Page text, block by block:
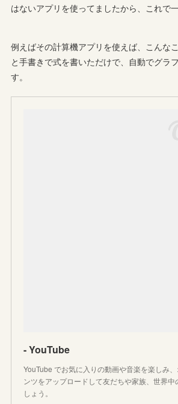
はないアプリを使ってましたから、これで
例えばその計算機アプリを使えば、こんな
と手書きで式を書いただけで、自動でグラ
す。
- YouTube
YouTube でお気に入りの動画や音楽を楽しみ
ンツをアップロードして友だちや家族、世界中
しょう。